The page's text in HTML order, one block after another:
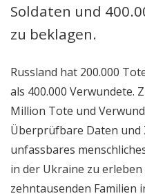
Soldaten und
zu beklagen.
Russland hat 200.000
als 400.000 Verwundete.
Million Tote und
Überprüfbare Daten und
unfassbares
in der Ukraine zu
zehntausenden Familien